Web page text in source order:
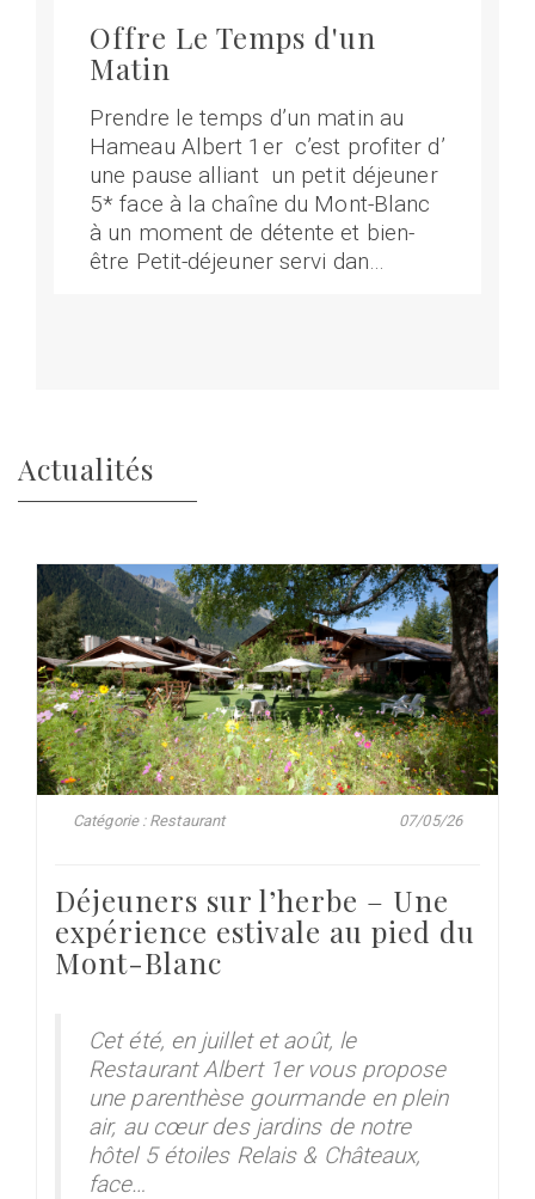
Offre Le Temps d'un
Matin
Prendre le temps d’un matin au
Hameau Albert 1er c’est profiter d’
une pause alliant un petit déjeuner
5* face à la chaîne du Mont-Blanc
à un moment de détente et bien-
être Petit-déjeuner servi dan…
Actualités
Catégorie : Restaurant 07/05/26
Déjeuners sur l’herbe – Une
expérience estivale au pied du
Mont-Blanc
Cet été, en juillet et août, le
Restaurant Albert 1er vous propose
une parenthèse gourmande en plein
air, au cœur des jardins de notre
hôtel 5 étoiles Relais & Châteaux,
face…